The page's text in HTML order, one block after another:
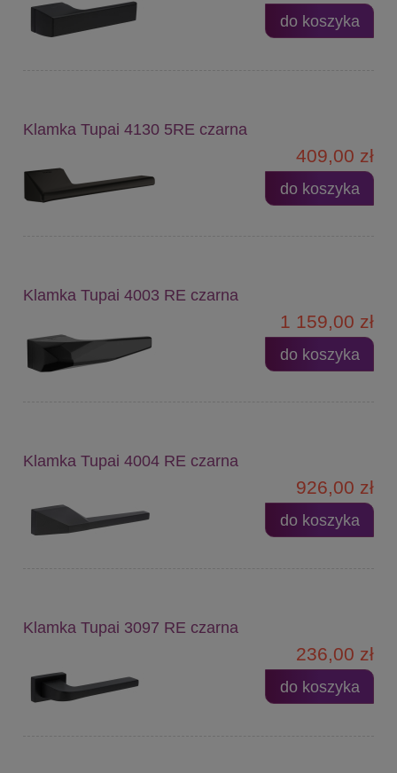
do koszyka
Klamka Tupai 4130 5RE czarna
409,00 zł
do koszyka
Klamka Tupai 4003 RE czarna
1 159,00 zł
do koszyka
Klamka Tupai 4004 RE czarna
926,00 zł
do koszyka
Klamka Tupai 3097 RE czarna
236,00 zł
do koszyka